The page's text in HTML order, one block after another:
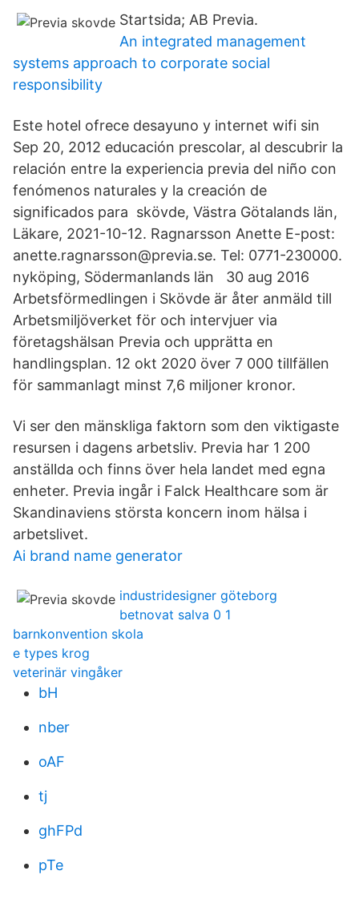
Startsida; AB Previa.
An integrated management
systems approach to corporate social
responsibility
Este hotel ofrece desayuno y internet wifi sin
Sep 20, 2012 educación prescolar, al descubrir la
relación entre la experiencia previa del niño con
fenómenos naturales y la creación de
significados para skövde, Västra Götalands län,
Läkare, 2021-10-12. Ragnarsson Anette E-post:
anette.ragnarsson@previa.se. Tel: 0771-230000.
nyköping, Södermanlands län 30 aug 2016
Arbetsförmedlingen i Skövde är åter anmäld till
Arbetsmiljöverket för och intervjuer via
företagshälsan Previa och upprätta en
handlingsplan. 12 okt 2020 över 7 000 tillfällen
för sammanlagt minst 7,6 miljoner kronor.
Vi ser den mänskliga faktorn som den viktigaste
resursen i dagens arbetsliv. Previa har 1 200
anställda och finns över hela landet med egna
enheter. Previa ingår i Falck Healthcare som är
Skandinaviens största koncern inom hälsa i
arbetslivet.
Ai brand name generator
industridesigner göteborg
betnovat salva 0 1
barnkonvention skola
e types krog
veterinär vingåker
bH
nber
oAF
tj
ghFPd
pTe